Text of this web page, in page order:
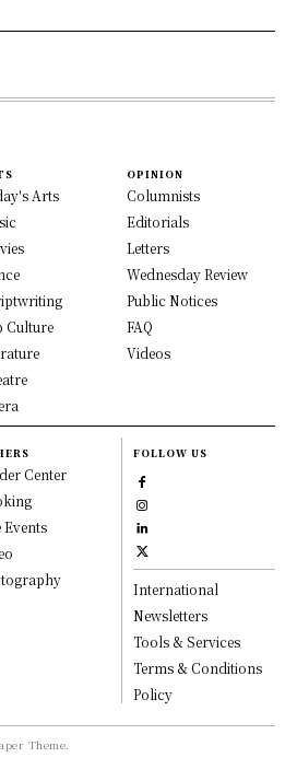
Arts
Culture
OPINION
Columnists
Editorials
Letters
Wednesday Review
Public Notices
FAQ
Videos
Center
Events
FOLLOW US
International
Newsletters
Tools & Services
Terms & Conditions
Policy
Theme.